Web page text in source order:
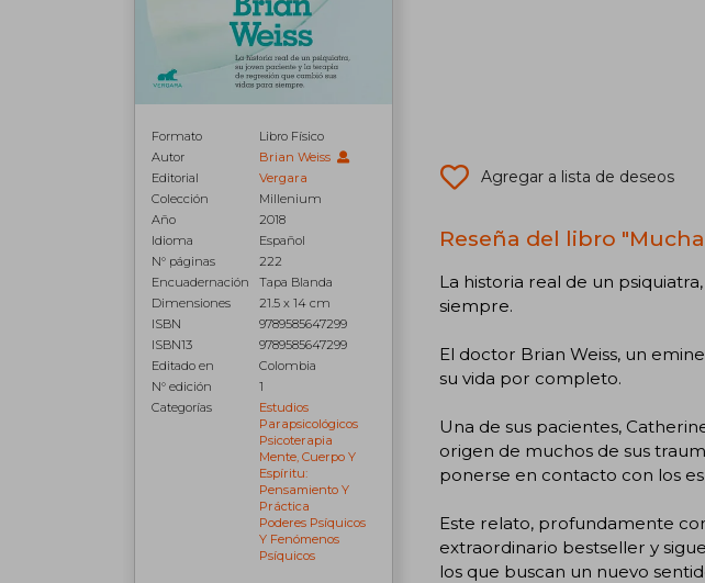
Formato
Libro Físico
Autor
Brian Weiss
Editorial
Vergara
Colección
Millenium
Año
2018
Idioma
Español
N° páginas
222
Encuadernación
Tapa Blanda
Dimensiones
21.5 x 14 cm
ISBN
9789585647299
ISBN13
9789585647299
Editado en
Colombia
N° edición
1
Categorías
Estudios
Parapsicológicos
Psicoterapia
Mente, Cuerpo Y
Espíritu:
Pensamiento Y
Práctica
Poderes Psíquicos
Y Fenómenos
Psíquicos
Agregar a lista de deseos
Reseña del libro
La historia real de un
siempre.
El doctor Brian Weiss, un
su vida por completo.
Una de sus pacientes,
origen de muchos de sus
ponerse en contacto con los
Este relato, profundamente
extraordinario bestseller y
los que buscan un nuevo